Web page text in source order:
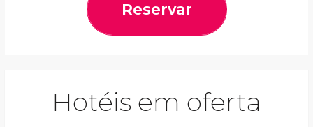
Reservar
Hotéis em oferta